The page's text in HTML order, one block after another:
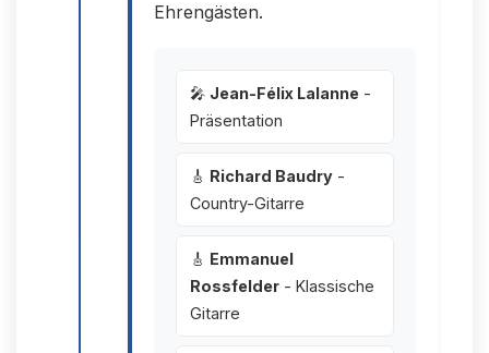
Ehrengästen.
🎤 Jean-Félix Lalanne -
Präsentation
🎸 Richard Baudry -
Country-Gitarre
🎸 Emmanuel
Rossfelder - Klassische
Gitarre